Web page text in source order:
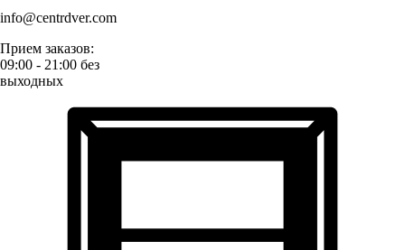
info@centrdver.com
Прием заказов:
09:00 - 21:00 без
выходных